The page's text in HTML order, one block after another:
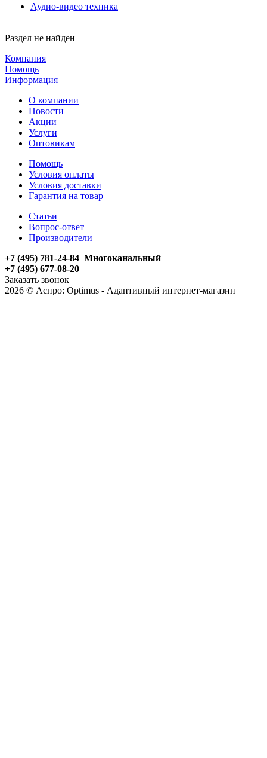
Аудио-видео техника
Раздел не найден
Компания
Помощь
Информация
О компании
Новости
Акции
Услуги
Оптовикам
Помощь
Условия оплаты
Условия доставки
Гарантия на товар
Статьи
Вопрос-ответ
Производители
+7 (495) 781-24-84 Многоканальный
+7 (495) 677-08-20
Заказать звонок
2026 © Аспро: Optimus - Адаптивный интернет-магазин